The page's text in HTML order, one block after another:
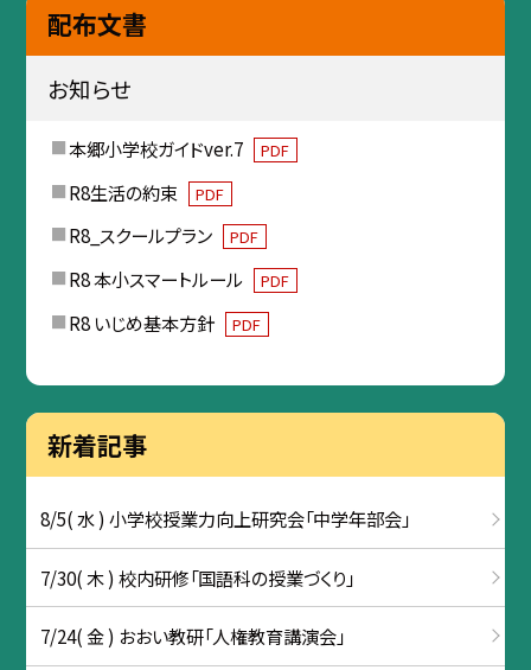
配布文書
お知らせ
本郷小学校ガイドver.7 PDF
R8生活の約束 PDF
R8_スクールプラン PDF
R8 本小スマートルール PDF
R8 いじめ基本方針 PDF
新着記事
8/5( 水 ) 小学校授業力向上研究会「中学年部会」
7/30( 木 ) 校内研修「国語科の授業づくり」
7/24( 金 ) おおい教研「人権教育講演会」